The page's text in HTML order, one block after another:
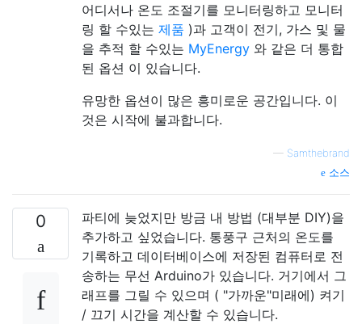
어디서나 온도 조절기를 모니터링하고 모니터
링 할 수있는 제품 )과 고객이 전기, 가스 및 물
을 추적 할 수있는 MyEnergy 와 같은 더 통합
된 옵션 이 있습니다.
유망한 옵션이 많은 흥미로운 공간입니다. 이
것은 시작에 불과합니다.
— Samthebrand
소스
0
파티에 늦었지만 방금 내 방법 (대부분 DIY)을
추가하고 싶었습니다. 통풍구 근처의 온도를
기록하고 데이터베이스에 저장된 컴퓨터로 전
송하는 무선 Arduino가 있습니다. 거기에서 그
래프를 그릴 수 있으며 ( "가까운"미래에) 켜기
/ 끄기 시간을 계산할 수 있습니다.